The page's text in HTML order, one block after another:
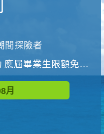
間探險者
畢業生限額免費參加
月